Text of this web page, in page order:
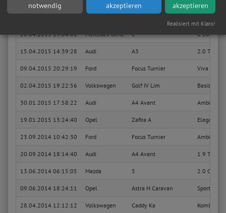
20.04.2015 19:04:01 Mercedes-Benz C C 200 T
15.04.2015 14:39:28 Audi A3 2.0 TDI
09.04.2015 20:29:19 Ford Focus Turnier Viva
02.04.2015 19:22:56 Volkswagen Golf IV Lim Basis
30.01.2015 17:58:22 Audi A4 Avant Ambiente
19.01.2015 13:24:40 Opel Zafira A Elegance
23.09.2014 10:42:30 Ford Focus Turnier Ambiente
20.09.2014 18:14:40 Audi A4 Avant 1.9 TDI
13.06.2014 06:15:05 Mazda 5 2.0 CD
09.06.2014 18:24:11 Opel Astra H Caravan Sport
28.04.2014 12:12:12 Volkswagen Caddy Ka Kombi
notwendig
akzeptieren
akzeptieren
Realisiert mit Klaro!